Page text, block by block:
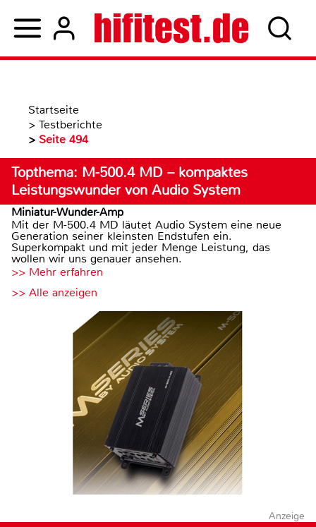
Startseite
> Testberichte
> Seite 494
Topthema: M-500.4 MD – kompaktes
Leistungswunder von Audio System
Miniatur-Wunder-Amp
Mit der M-500.4 MD läutet Audio System eine neue
Generation seiner kleinsten Endstufen ein.
Superkompakt und mit jeder Menge Leistung, das
wollen wir uns genauer ansehen.
>> Mehr erfahren
>> Alle anzeigen
Anzeige